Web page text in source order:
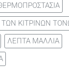
ΤΩΝ ΚΙΤΡΙΝΩΝ
ΛΕΠΤΑ ΜΑΛΛΙΑ